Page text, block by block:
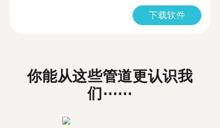
下载软件
你能从这些管道更认识我
们⋯⋯